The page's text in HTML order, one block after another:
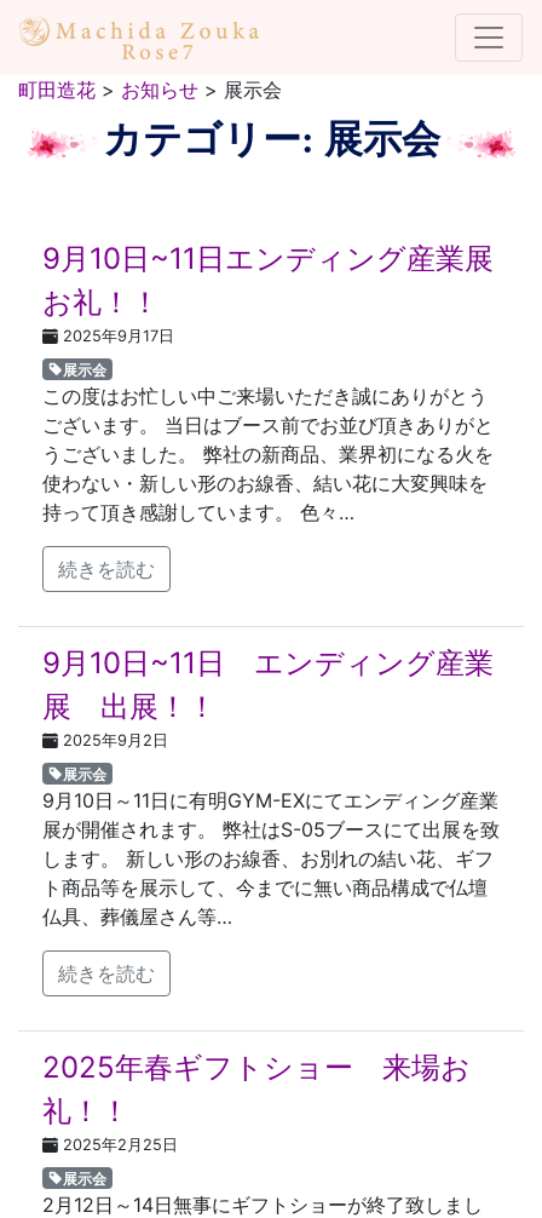
町田造花 > お知らせ > 展示会
カテゴリー: 展示会
9月10日~11日エンディング産業展
お礼！！
2025年9月17日
展示会
この度はお忙しい中ご来場いただき誠にありがとう
ございます。 当日はブース前でお並び頂きありがと
うございました。 弊社の新商品、業界初になる火を
使わない・新しい形のお線香、結い花に大変興味を
持って頂き感謝しています。 色々…
続きを読む
9月10日~11日 エンディング産業
展 出展！！
2025年9月2日
展示会
9月10日～11日に有明GYM-EXにてエンディング産業
展が開催されます。 弊社はS-05ブースにて出展を致
します。 新しい形のお線香、お別れの結い花、ギフ
ト商品等を展示して、今までに無い商品構成で仏壇
仏具、葬儀屋さん等…
続きを読む
2025年春ギフトショー 来場お
礼！！
2025年2月25日
展示会
2月12日～14日無事にギフトショーが終了致しまし